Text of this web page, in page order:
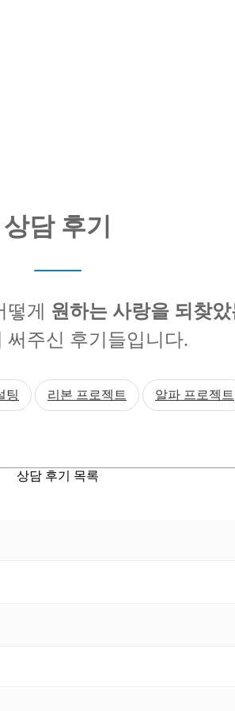
상담 후기
게 원하는 사랑을 되찾
써주신 후기들입니다.
팅 리본 프로젝트 알파 프로젝트
상담 후기 목록